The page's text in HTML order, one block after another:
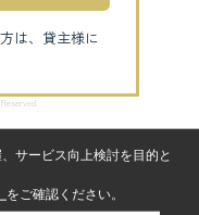
は、貸主様に
サービス向上検討を目的と
をご確認ください。